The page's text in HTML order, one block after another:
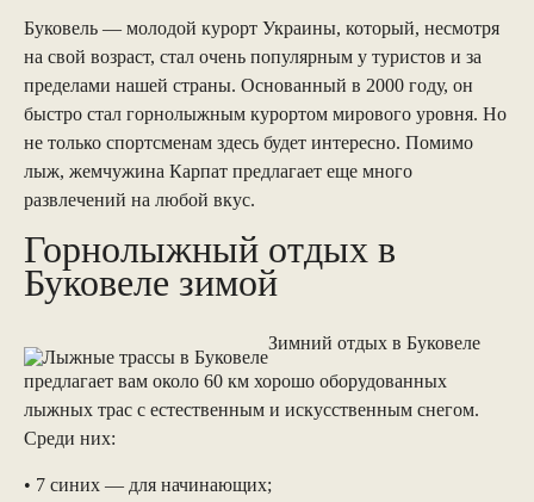
Буковель — молодой курорт Украины, который, несмотря
на свой возраст, стал очень популярным у туристов и за
пределами нашей страны. Основанный в 2000 году, он
быстро стал горнолыжным курортом мирового уровня. Но
не только спортсменам здесь будет интересно. Помимо
лыж, жемчужина Карпат предлагает еще много
развлечений на любой вкус.
Горнолыжный отдых в
Буковеле зимой
Зимний отдых в Буковеле
предлагает вам около 60 км хорошо оборудованных
лыжных трас с естественным и искусственным снегом.
Среди них:
• 7 синих — для начинающих;